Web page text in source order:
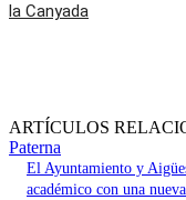
la Canyada
ARTÍCULOS
Paterna
El Ayuntamiento y
académico con una